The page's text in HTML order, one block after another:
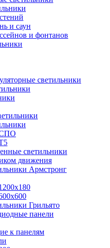
и саун
и фонтанов
светильники
СПО
светильники
движения
Армстронг
Грильято
панели
к панелям